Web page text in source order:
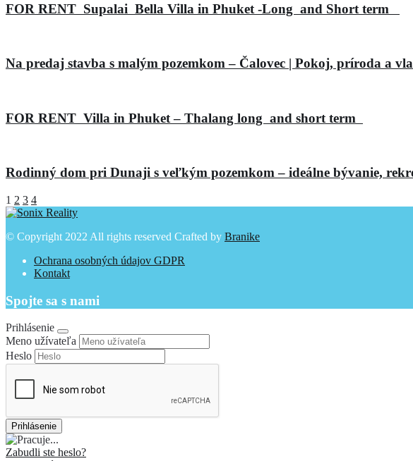
FOR RENT Supalai Bella Villa in Phuket -Long and Short term
Na predaj stavba s malým pozemkom – Čalovec | Pokoj, príroda a
FOR RENT Villa in Phuket – Thalang long and short term
Rodinný dom pri Dunaji s veľkým pozemkom – ideálne bývanie,
1 2 3 4
© Copyright 2022 All rights reserved Crafted by Branike
Ochrana osobných údajov GDPR
Kontakt
Spojte sa s nami
Prihlásenie
Meno užívateľa
Heslo
Zabudli ste heslo?